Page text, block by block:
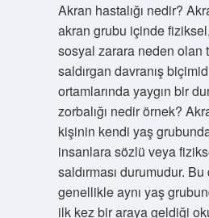
Akran hastalığı nedir?
akran grubu içinde
sosyal zarara neden olan
saldırgan davranış
ortamlarında yaygın bir
zorbalığı nedir örnek?
kişinin kendi yaş
insanlara sözlü veya
saldırması durumudur. Bu
genellikle aynı yaş
ilk kez bir araya geldiği